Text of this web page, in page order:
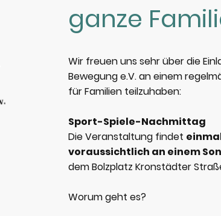
ganze
Wir freuen uns sehr über die
Bewegung e.V.an einem
für Familien teilzuhaben:
Sport-Spiele-Nachmittag
Die Veranstaltung findet
voraussichtlich an einem
dem Bolzplatz Kronstädter
Worum geht es?